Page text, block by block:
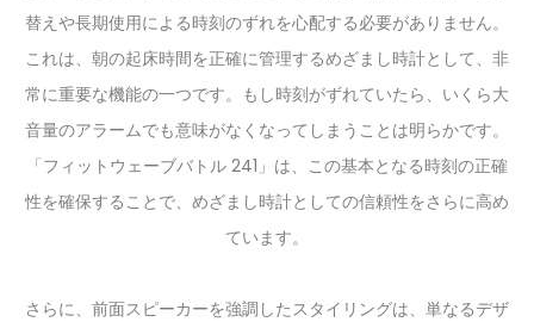
替えや長期使用による時刻のずれを心配する必要がありません。
これは、朝の起床時間を正確に管理するめざまし時計として、非
常に重要な機能の一つです。もし時刻がずれていたら、いくら大
音量のアラームでも意味がなくなってしまうことは明らかです。
「フィットウェーブバトル 241」は、この基本となる時刻の正確
性を確保することで、めざまし時計としての信頼性をさらに高め
ています。
さらに、前面スピーカーを強調したスタイリングは、単なるデザ